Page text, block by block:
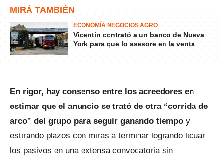
MIRÁ TAMBIÉN
ECONOMÍA NEGOCIOS AGRO
Vicentin contrató a un banco de Nueva
York para que lo asesore en la venta
En rigor, hay consenso entre los acreedores en
estimar que el anuncio se trató de otra “corrida de
arco” del grupo para seguir ganando tiempo y
estirando plazos con miras a terminar logrando licuar
los pasivos en una extensa convocatoria sin